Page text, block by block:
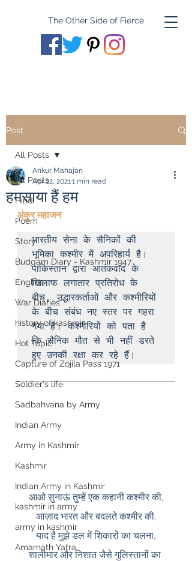
The Other Side of Fierce
Post
All Posts
Hindi
Poem
Story
Budgam Diary - Kashmir 1947
English
War Diaries
history of kashmir
Hot Topic
Capture of Zojila Pass 1971
Soldier's life
Sadbahvana by Army
Indian Army
Army in Kashmir
Kashmir
Indian Army in Kashmir
kashmir in army
army in kashmir
Amarnath Yatra
All Posts
हमसाया हैं हम
Ankur Mahajan
Apr 22, 20211 min read
अंकुर महाजन
भारतीय सेना के सैनिकों की
भूमिका कश्मीर में अपरिहार्य है।
पाकिस्तान द्वारा आतंकवाद के
खिलाफ लगातार प्रतिरोध के
बीच, उद्धारकर्ताओं और कश्मीरियों
के बीच संबंध नए स्तर पर गहरा
गया है। कश्मीरियों को पता है
कि सैनिक मौत से भी नहीं डरते
हुए उनकी रक्षा कर रहे हैं।
आओ सुनाऊं तुम्हें एक कहानी कश्मीर की,
आज़ाद भारत और बदलते कश्मीर की,
याद है मुझे डल में शिकारों का चलना,
शालीमार और निशात जैसे गुलिस्तानों का